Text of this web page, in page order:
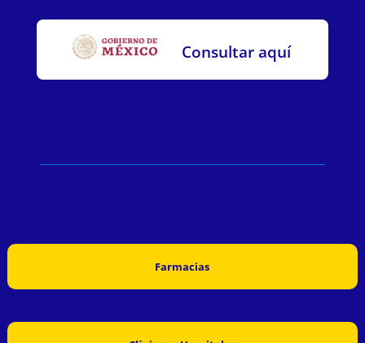
Consultar aquí
Farmacias